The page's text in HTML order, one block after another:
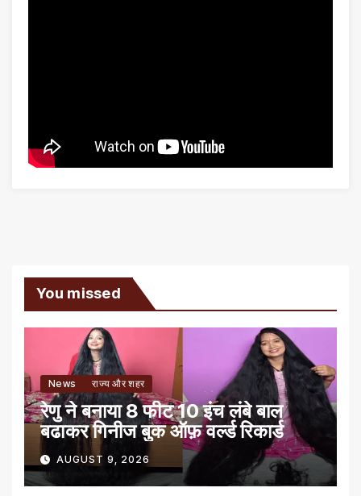
You missed
News राज्य और शहर
रेणु ने बनाया 8 फीट 10 इंच लंबे बाल
बढाकर गिनीज बुक ऑफ़ वर्ल्ड रिकार्ड
AUGUST 9, 2026